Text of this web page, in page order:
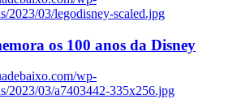
2023/03/legodisney-scaled.jpg
os 100 anos da Disney
wp-
2023/03/a7403442-335x256.jpg